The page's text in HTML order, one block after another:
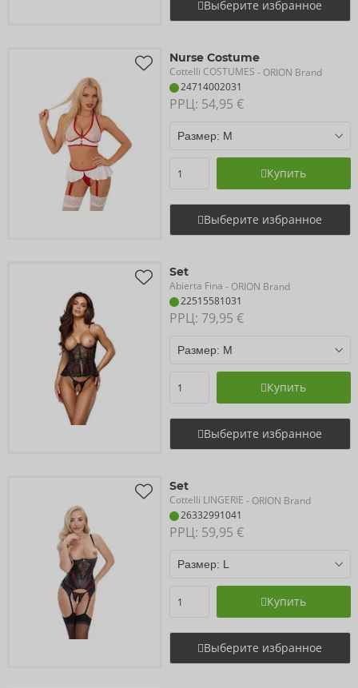
Выберите избранное
Nurse Costume
Cottelli COSTUMES - ORION Brand
24714002031
РРЦ: 54,95 €
Купить
Выберите избранное
Set
Abierta Fina - ORION Brand
22515581031
РРЦ: 79,95 €
Купить
Выберите избранное
Set
Cottelli LINGERIE - ORION Brand
26332991041
РРЦ: 59,95 €
Купить
Выберите избранное